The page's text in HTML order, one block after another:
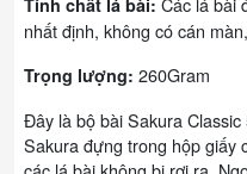
Tính chất lá bài:
nhất định, không có cán
Trọng lượng: 260Gram
Đây là bộ bài Sakura
Sakura đựng trong hộp giấy